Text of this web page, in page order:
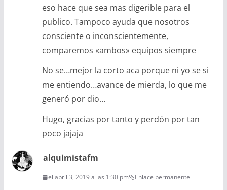
eso hace que sea mas digerible para el
publico. Tampoco ayuda que nosotros
consciente o inconscientemente,
comparemos «ambos» equipos siempre
No se…mejor la corto aca porque ni yo se si
me entiendo…avance de mierda, lo que me
generó por dio…
Hugo, gracias por tanto y perdón por tan
poco jajaja
alquimistafm
el abril 3, 2019 a las 1:30 pm Enlace permanente